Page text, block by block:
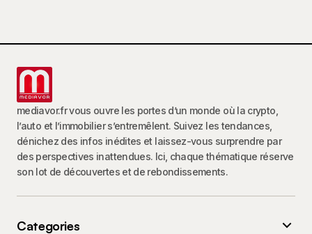
mediavor.fr vous ouvre les portes d’un monde où la crypto,
l’auto et l’immobilier s’entremêlent. Suivez les tendances,
dénichez des infos inédites et laissez-vous surprendre par
des perspectives inattendues. Ici, chaque thématique réserve
son lot de découvertes et de rebondissements.
Categories